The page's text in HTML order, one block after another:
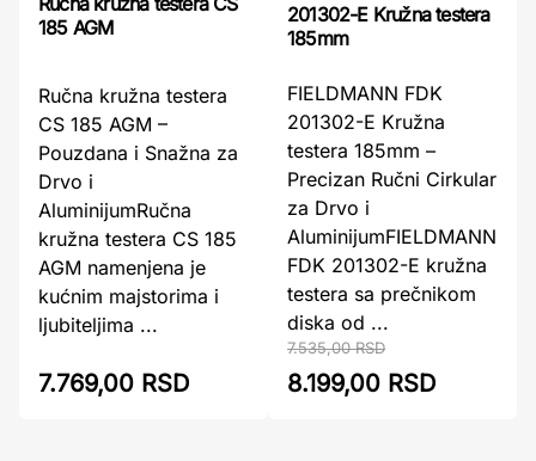
185 AGM
Ručna kružna testera
CS 185 AGM –
Pouzdana i Snažna za
Drvo i
AluminijumRučna
kružna testera CS 185
AGM namenjena je
kućnim majstorima i
ljubiteljima ...
7.769,00 RSD
201302-E Kružna testera
185mm
FIELDMANN FDK
201302-E Kružna
testera 185mm –
Precizan Ručni Cirkular
za Drvo i
AluminijumFIELDMANN
FDK 201302-E kružna
testera sa prečnikom
diska od ...
7.535,00 RSD
8.199,00 RSD